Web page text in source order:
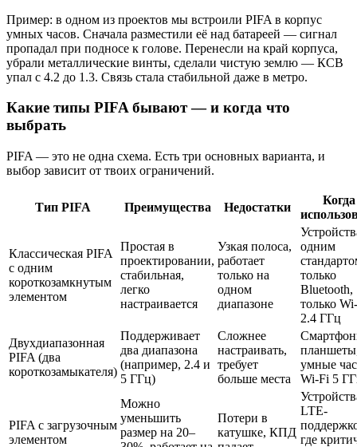
Пример: в одном из проектов мы встроили PIFA в корпус
умных часов. Сначала разместили её над батареей — сигнал
пропадал при подносе к голове. Перенесли на край корпуса,
убрали металлические винты, сделали чистую землю — КСВ
упал с 4.2 до 1.3. Связь стала стабильной даже в метро.
Какие типы PIFA бывают — и когда что
выбрать
PIFA — это не одна схема. Есть три основных варианта, и
выбор зависит от твоих ограничений.
Тип PIFA Преимущества Недостатки
Когда
Классическая PIFA
с одним
короткозамкнутым
элементом
Простая в
проектировании,
стабильная,
легко
настраивается
Узкая полоса,
работает
только на
одном
диапазоне
одним
только
Bluetooth,
только
2.4 ГГц
Двухдиапазонная
PIFA (два
короткозамыкателя)
Поддерживает
два диапазона
(например, 2.4 и
5 ГГц)
Сложнее
настраивать,
требует
больше места
умные
Wi-Fi 5
PIFA с загрузочным
элементом
Можно
уменьшить
размер на 20–
Потери в
катушке, КПД
LTE-
где